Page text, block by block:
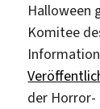
Halloween
Komitee
der Horror-